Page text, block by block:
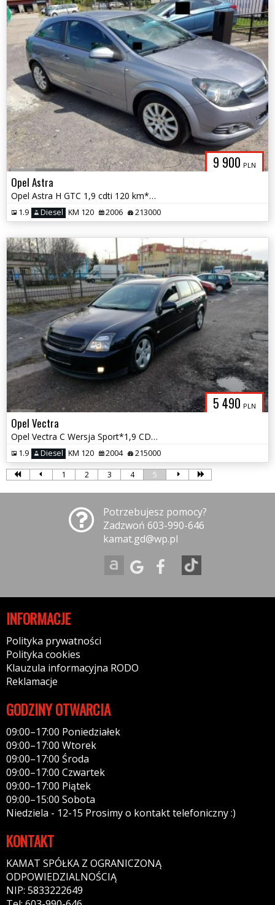
9 900 PLN
Opel Astra
Opel Astra H GTC 1,9 cdti 120 km*Możliwa Zamiana*
1.9 Diesel KM 120 2006 213000
5 490 PLN
Opel Vectra
Opel Vectra C Wersja Sport*1,9 CDTI*Możliwa Zamiana
1.9 Diesel KM 120 2004 215000
1 2 3 4 5
Potrzebujesz pomocy?
Zadzwoń 603-990-646
kamat.gd@wp.pl
INFORMACJE
Polityka prywatności
Polityka cookies
Klauzula informacyjna RODO
Reklamacje
GODZINY OTWARCIA
09:00–17:00 Poniedziałek
09:00–17:00 Wtorek
09:00–17:00 Środa
09:00–17:00 Czwartek
09:00–17:00 Piątek
09:00–15:00 Sobota
Niedziela - 12-15 Prosimy o kontakt telefoniczny :)
KONTAKT
KAMAT SPÓŁKA Z OGRANICZONĄ
ODPOWIEDZIALNOŚCIĄ
NIP: 5833222649